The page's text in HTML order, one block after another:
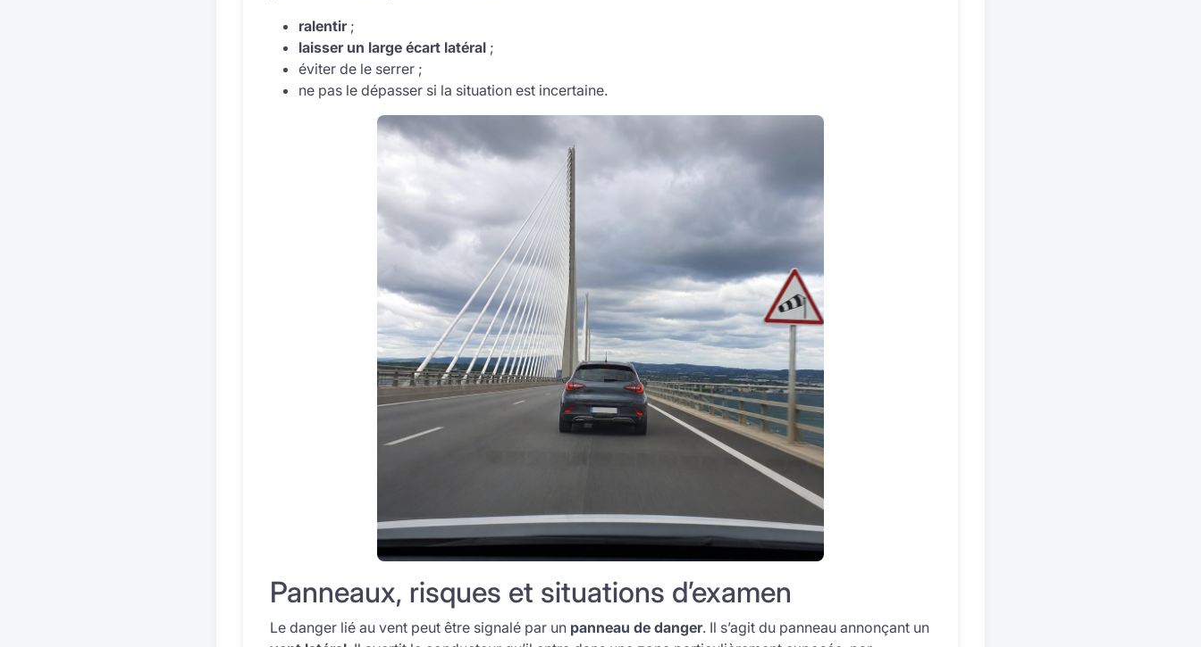
ralentir;
laisser un large écart latéral ;
éviter de le serrer ;
ne pas le dépasser si la situation est incertaine.
Panneaux, risques et situations d’examen
Le danger lié au vent peut être signalé par un panneau de danger. Il s’agit du panneau annonçant un